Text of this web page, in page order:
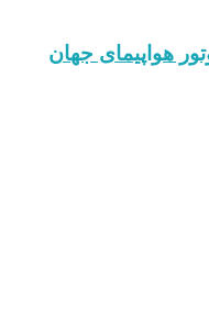
هواپیمای جهان